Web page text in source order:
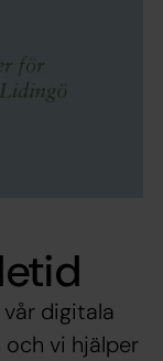
digitala
vi hjälper